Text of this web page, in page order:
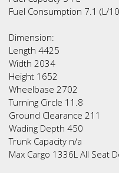
Fuel Consumption 7.1 (L/
Dimension:
Length 4425
Width 2034
Height 1652
Wheelbase 2702
Turning Circle 11.8
Ground Clearance 211
Wading Depth 450
Trunk Capacity n/a
Max Cargo 1336L All Seat